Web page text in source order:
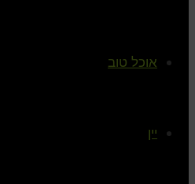
אוכל טוב
יין